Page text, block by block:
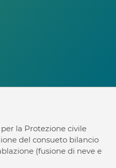
la Protezione civile
del consueto bilancio
(fusione di neve e